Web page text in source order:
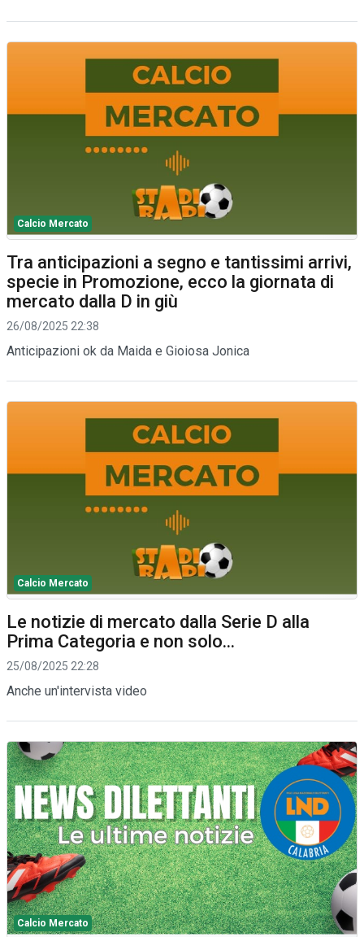
Calcio Mercato
Tra anticipazioni a segno e tantissimi arrivi,
specie in Promozione, ecco la giornata di
mercato dalla D in giù
26/08/2025 22:38
Anticipazioni ok da Maida e Gioiosa Jonica
Calcio Mercato
Le notizie di mercato dalla Serie D alla
Prima Categoria e non solo...
25/08/2025 22:28
Anche un'intervista video
Calcio Mercato